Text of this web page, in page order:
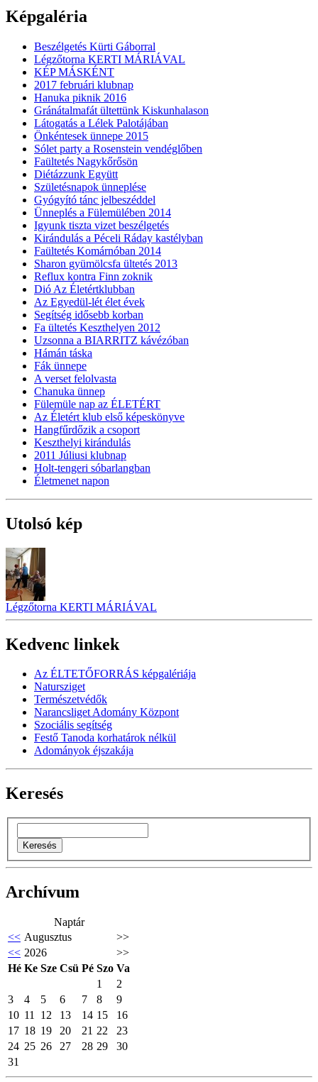
Képgaléria
Beszélgetés Kürti Gáborral
Légzőtorna KERTI MÁRIÁVAL
KÉP MÁSKÉNT
2017 februári klubnap
Hanuka piknik 2016
Gránátalmafát ültettünk Kiskunhalason
Látogatás a Lélek Palotájában
Önkéntesek ünnepe 2015
Sólet party a Rosenstein vendéglőben
Faültetés Nagykőrősön
Diétázzunk Együtt
Születésnapok ünneplése
Gyógyító tánc jelbeszéddel
Ünneplés a Fülemülében 2014
Igyunk tiszta vizet beszélgetés
Kirándulás a Péceli Ráday kastélyban
Faültetés Komárnóban 2014
Sharon gyümölcsfa ültetés 2013
Reflux kontra Finn zoknik
Dió Az Életértklubban
Az Egyedül-lét élet évek
Segítség idősebb korban
Fa ültetés Keszthelyen 2012
Uzsonna a BIARRITZ kávézóban
Hámán táska
Fák ünnepe
A verset felolvasta
Chanuka ünnep
Fülemüle nap az ÉLETÉRT
Az Életért klub első képeskönyve
Hangfűrdőzik a csoport
Keszthelyi kirándulás
2011 Júliusi klubnap
Holt-tengeri sóbarlangban
Életmenet napon
Utolsó kép
Légzőtorna KERTI MÁRIÁVAL
Kedvenc linkek
Az ÉLTETŐFORRÁS képgalériája
Natursziget
Természetvédők
Narancsliget Adomány Központ
Szociális segítség
Festő Tanoda korhatárok nélkül
Adományok éjszakája
Keresés
Archívum
Naptár
<< Augusztus
>>
<< 2026
>>
Hé Ke Sze Csü Pé Szo Va
1
2
3
4 5 6 7 8
9
10 11 12 13 14 15
16
17 18 19 20 21 22
23
24 25 26 27 28 29
30
31